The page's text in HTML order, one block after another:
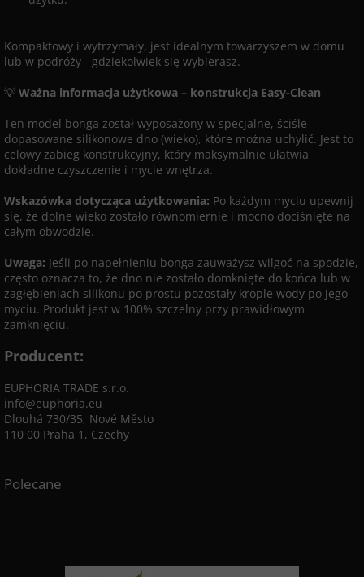
Polecane
Kompaktowy i wytrzymały, jest idealnym towarzyszem w domu
lub w podróży - gdziekolwiek się wybierasz.
💡 Ważna informacja użytkowa – konstrukcja Easy-Clean
Ten model bonga został wyposażony w specjalne, ściśle
dopasowane silikonowe dno (wieko), które można uchylić. Jest to
celowy zabieg konstrukcyjny, który maksymalnie ułatwia
dokładne czyszczenie i mycie wnętrza.
Wskazówka dotycząca użytkowania: Po każdym myciu upewnij
się, że dolne wieko zostało równomiernie i mocno dociśnięte na
całym obwodzie.
Uwaga: Jeśli po napełnieniu bonga zauważysz wilgoć na spodzie,
często oznacza to, że dno nie zostało domknięte do końca lub w
zagłębieniach silikonu po prostu pozostały krople wody po jego
myciu. Produkt jest w 100% szczelny przy prawidłowym
zamknięciu.
Producent:
EUPHORIA TRADE s.r.o.
info@euphoria.eu
Dlouhá 730/35, Nové Město
110 00 Praha 1, Czechy